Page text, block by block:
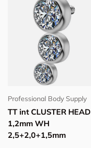
Professional Body Supply
TT int CLUSTER HEAD
1,2mm WH
2,5+2,0+1,5mm